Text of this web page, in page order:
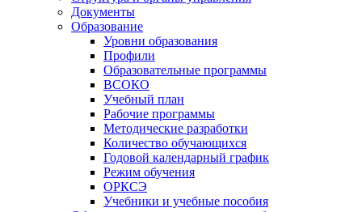
Документы
Образование
Уровни образования
Профили
Образовательные программы
ВСОКО
Учебный план
Рабочие программы
Методические разработки
Количество обучающихся
Годовой календарный график
Режим обучения
ОРКСЭ
Учебники и учебные пособия